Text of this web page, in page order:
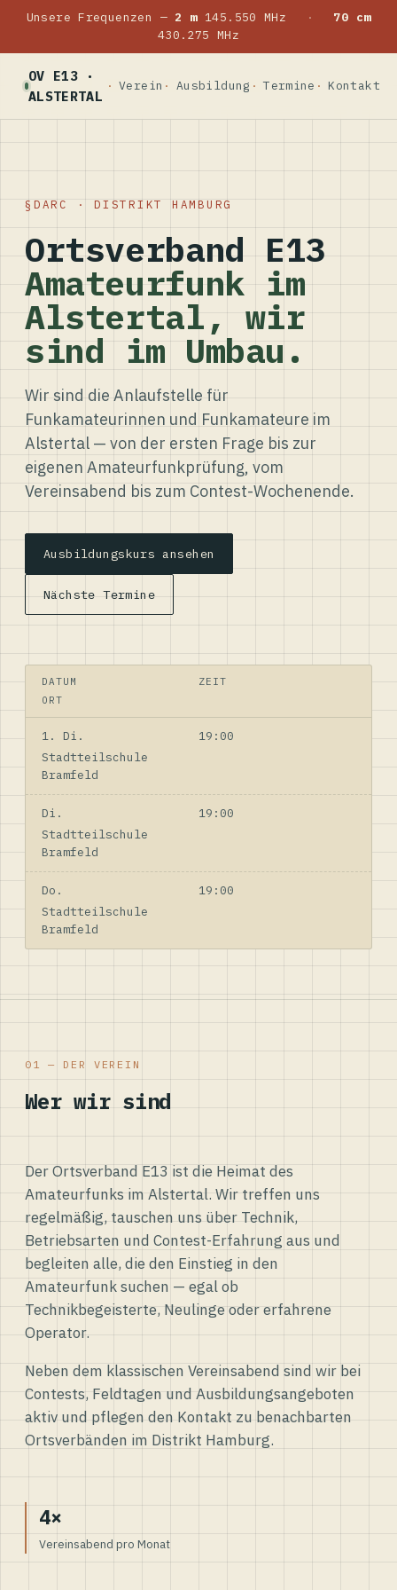
Unsere Frequenzen — 2 m145.550 MHz ·
70 cm
430.275 MHz
OV E13 ·
ALSTERTAL
Verein Ausbildung Termine Kontakt
DARC · DISTRIKT HAMBURG
Ortsverband E13
Amateurfunk im
Alstertal, wir
sind im Umbau.
Wir sind die Anlaufstelle für
Funkamateurinnen und Funkamateure im
Alstertal — von der ersten Frage bis zur
eigenen Amateurfunkprüfung, vom
Vereinsabend bis zum Contest-Wochenende.
Ausbildungskurs ansehen
Nächste Termine
DATUM
ZEIT
ORT
1. Di.
19:00
Stadtteilschule
Bramfeld
Di.
19:00
Stadtteilschule
Bramfeld
Do.
19:00
Stadtteilschule
Bramfeld
01 — DER VEREIN
Wer wir sind
Der Ortsverband E13 ist die Heimat des
Amateurfunks im Alstertal. Wir treffen uns
regelmäßig, tauschen uns über Technik,
Betriebsarten und Contest-Erfahrung aus und
begleiten alle, die den Einstieg in den
Amateurfunk suchen — egal ob
Technikbegeisterte, Neulinge oder erfahrene
Operator.
Neben dem klassischen Vereinsabend sind wir bei
Contests, Feldtagen und Ausbildungsangeboten
aktiv und pflegen den Kontakt zu benachbarten
Ortsverbänden im Distrikt Hamburg.
4×
Vereinsabend pro Monat